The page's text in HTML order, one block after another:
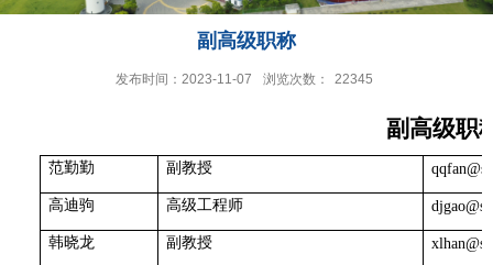
副高级职称
发布时间：2023-11-07 浏览次数： 22345
副高级职
范勤勤 副教授
高迪驹 高级工程师
韩晓龙 副教授